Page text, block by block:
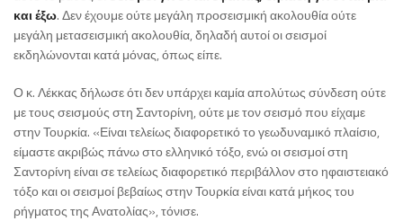
και έξω. Δεν έχουμε ούτε μεγάλη προσεισμική ακολουθία ούτε
μεγάλη μετασεισμική ακολουθία, δηλαδή αυτοί οι σεισμοί
εκδηλώνονται κατά μόνας, όπως είπε.
Ο κ. Λέκκας δήλωσε ότι δεν υπάρχει καμία απολύτως σύνδεση ούτε
με τους σεισμούς στη Σαντορίνη, ούτε με τον σεισμό που είχαμε
στην Τουρκία. «Είναι τελείως διαφορετικό το γεωδυναμικό πλαίσιο,
είμαστε ακριβώς πάνω στο ελληνικό τόξο, ενώ οι σεισμοί στη
Σαντορίνη είναι σε τελείως διαφορετικό περιβάλλον στο ηφαιστειακό
τόξο και οι σεισμοί βεβαίως στην Τουρκία είναι κατά μήκος του
ρήγματος της Ανατολίας», τόνισε.